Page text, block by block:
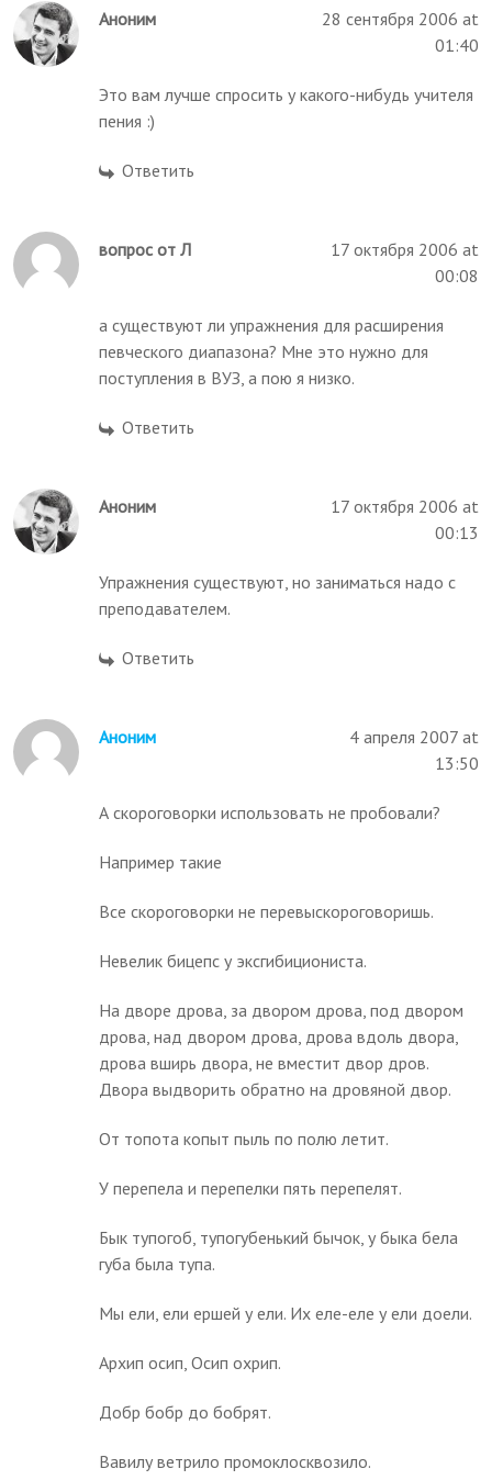
Аноним
28 сентября 2006 at
01:40
Это вам лучше спросить у какого-нибудь учителя
пения :)
Ответить
вопрос от Л
17 октября 2006 at
00:08
а существуют ли упражнения для расширения
певческого диапазона? Мне это нужно для
поступления в ВУЗ, а пою я низко.
Ответить
Аноним
17 октября 2006 at
00:13
Упражнения существуют, но заниматься надо с
преподавателем.
Ответить
Аноним
4 апреля 2007 at
13:50
А скороговорки использовать не пробовали?
Например такие
Все скороговорки не перевыскороговоришь.
Невелик бицепс у эксгибициониста.
На дворе дрова, за двором дрова, под двором
дрова, над двором дрова, дрова вдоль двора,
дрова вширь двора, не вместит двор дров.
Двора выдворить обратно на дровяной двор.
От топота копыт пыль по полю летит.
У перепела и перепелки пять перепелят.
Бык тупогоб, тупогубенький бычок, у быка бела
губа была тупа.
Мы ели, ели ершей у ели. Их еле-еле у ели доели.
Архип осип, Осип охрип.
Добр бобр до бобрят.
Вавилу ветрило промоклосквозило.